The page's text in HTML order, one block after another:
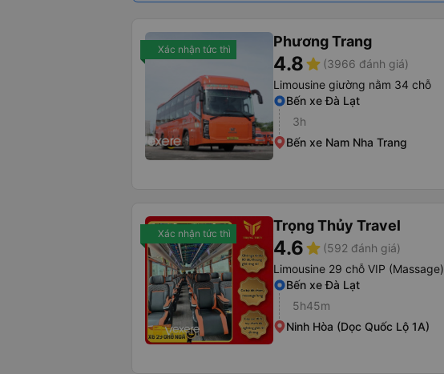
Xác nhận tức thì Phương Trang
4.8star (3966 đánh giá)
Limousine giường nằm 34 chỗ
Bến xe Đà Lạt
3h
Bến xe Nam Nha Trang
Xác nhận tức thì Trọng Thủy Travel
4.6star (592 đánh giá)
Limousine 29 chỗ VIP (Massage)
Bến xe Đà Lạt
5h45m
Ninh Hòa (Dọc Quốc Lộ 1A)